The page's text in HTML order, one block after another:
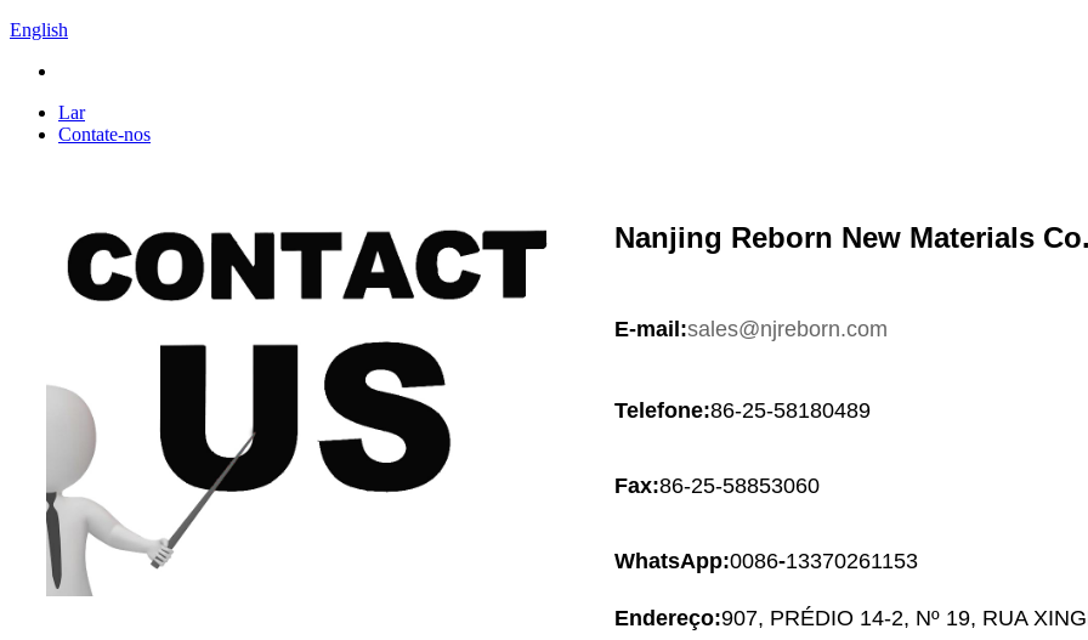
English
Lar
Contate-nos
Nanjing Reborn New Materials
E-mail:sales@njreborn.com
Telefone:86-25-58180489
Fax:86-25-58853060
WhatsApp:0086-13370261153
Endereço:907, PRÉDIO 14-2, Nº 19, RUA